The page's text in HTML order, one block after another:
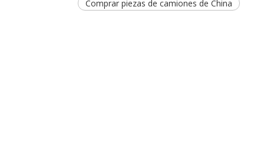
Comprar piezas de camiones de China